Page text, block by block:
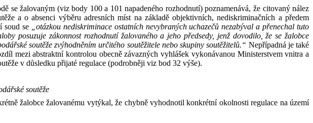
se žalovaným (viz body 100 a 101 napadeného rozhodnutí) poznamenává, že citovaný nález
a o absenci výběru adresních míst na základě objektivních, nediskriminačních a předem
soud se
„otázkou nediskriminace ostatních nevybraných uchazečů nezabýval a přenechal tuto
posuzuje zákonnost rozhodnutí žalovaného a jeho předsedy, jenž dovodilo, že se žalobce
soutěže zvýhodněním určitého soutěžitele nebo skupiny soutěžitelů.“ Nepřípadná je také
mezi abstraktní kontrolou obecně závazných vyhlášek vykonávanou Ministerstvem vnitra a
v důsledku přijaté regulace (podrobněji viz bod32 výše).
soutěže
žalobce žalovanému vytýkal, že chybně vyhodnotil konkrétní okolnosti regulace na území